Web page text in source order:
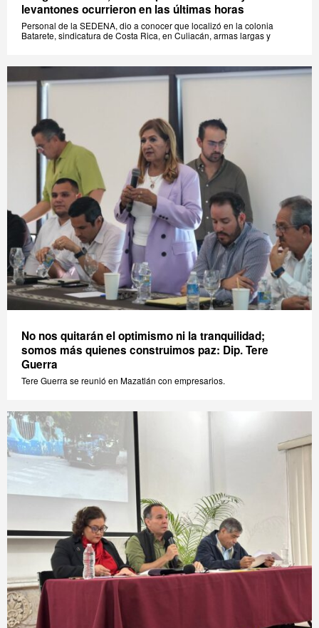
levantones ocurrieron en las últimas horas
Personal de la SEDENA, dio a conocer que localizó en la colonia
Batarete, sindicatura de Costa Rica, en Culiacán, armas largas y
No nos quitarán el optimismo ni la tranquilidad;
somos más quienes construimos paz: Dip. Tere
Guerra
Tere Guerra se reunió en Mazatlán con empresarios.